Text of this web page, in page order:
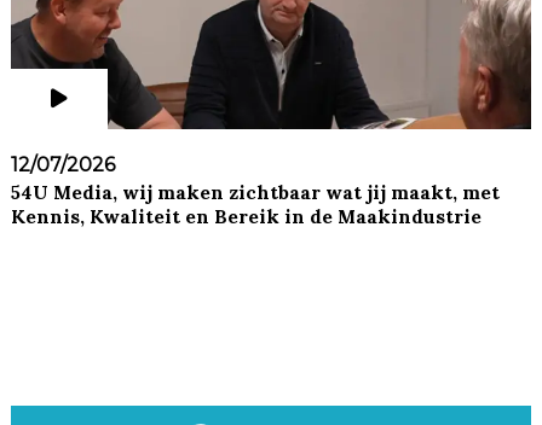
12/07/2026
54U Media, wij maken zichtbaar wat jij maakt, met
Kennis, Kwaliteit en Bereik in de Maakindustrie